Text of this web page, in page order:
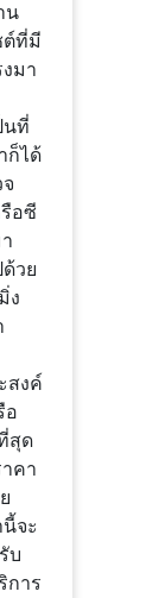
น
ต์ที่มี
มา
นที่
ก็ได้
อซี
วย
ง
สงค์
อ
สุด
คา
จะ
บ
การ